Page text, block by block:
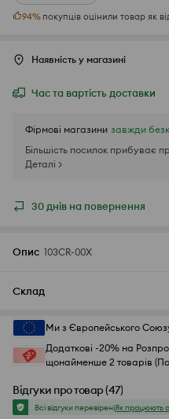
94% покупців оцінили товар як
Наявність у магазині
Час та вартість доставки
Фірмові магазини завжди
Більшість посилок прибуває
Деталі >
30 днів на повернення
Опис 103CR-00X
Склад
Ми з Європейського
Додаткові -20% на
щонайменше 2 товарів
Відгуки про товар(47)
Всі відгуки перевіреніЯк працюють